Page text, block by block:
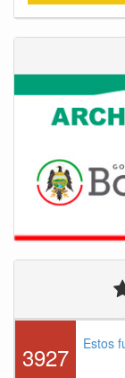
3927 Estos